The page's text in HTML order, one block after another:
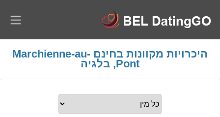
היכרויות מקוונות בחינם Marchienne-au-
Pont, בלגיה